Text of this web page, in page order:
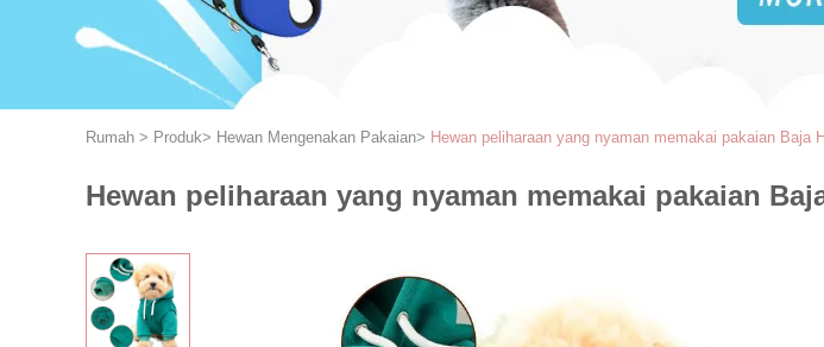
Rumah > Produk> Hewan Mengenakan Pakaian> Hewan peliharaan yang nyaman memakai pakaian Baja
Hewan peliharaan yang nyaman memakai pakaian